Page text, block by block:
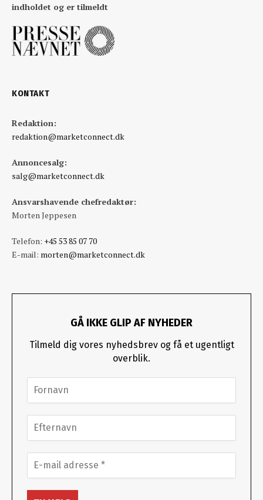
indholdet og er tilmeldt
KONTAKT
Redaktion:
redaktion@marketconnect.dk
Annoncesalg:
salg@marketconnect.dk
Ansvarshavende chefredaktør:
Morten Jeppesen
Telefon: +45 53 85 07 70
E-mail: morten@marketconnect.dk
GÅ IKKE GLIP AF NYHEDER
Tilmeld dig vores nyhedsbrev og få et ugentligt
overblik.